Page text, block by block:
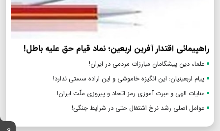
راهپیمائی اقتدار آفرین اربعین؛ نماد قیام حق علیه باطل!
علماء دین پیشگامان مبارزات مردمی در ایران!
پیام اربعینیان: این انگیزه خاموشی و این اراده سستی ندارد!
عنایات الهی و عبرت آموزی رمز اتحاد و پیروزی ملّت ایران!
عوامل اصلی رشد نرخ اشتغال حتی در شرایط جنگی!